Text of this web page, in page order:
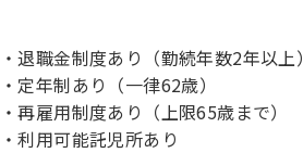
・退職金制度あり（勤続年数2年以上）
・定年制あり（一律62歳）
・再雇用制度あり（上限65歳まで）
・利用可能託児所あり